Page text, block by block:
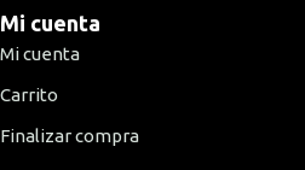
Mi cuenta
Mi cuenta
Carrito
Finalizar compra